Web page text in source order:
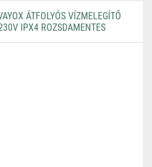
ÁTFOLYÓS VÍZMELEGÍTŐ
IPX4 ROZSDAMENTES